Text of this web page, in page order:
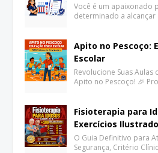
Você é um apaixonado
determinado a alcançar
Apito no Pescoço:
Escolar
Revolucione Suas Aulas
Apito no Pescoço! 🎉
Fisioterapia para
Exercícios
O Guia Definitivo para
Segurança, Critério